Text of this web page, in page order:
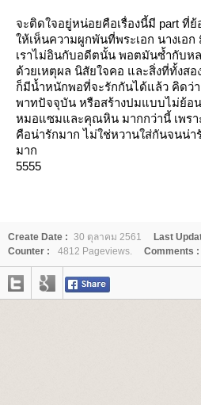
จะติดใจอยู่หน่อยคือเรื่องนี้มี part ที่
ห้เห็นความผูกพันที่พระเอก นางเอ
เราไม่อินกับอดีตนั้น พอตมันซ้ำกับหล
ด้วยเหตุผล นิสัยใจคอ และสิ่งที่ทั้งส
ก็มีน้ำหนักพอที่จะรักกันได้แล้ว คิดว่า
พาทปัจจุบัน หรือสร้างปมแบบไม่ย้อ
หมอแซมและคุณหิน มากกว่านี้ เพรา
คือน่ารักมาก ไม่ใช่หวานใส่กันจนน่า
มาก
5555
Create Date : 30 ตุลาคม 2561 Last
Counter :
4812 Pageviews. Comments :